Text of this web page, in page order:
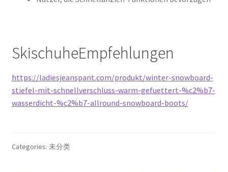
SkischuheEmpfehlungen
https://ladiesjeanspant.com/produkt/winter-snowboard-
stiefel-mit-schnellverschluss-warm-gefuettert-%c2%b7-
wasserdicht-%c2%b7-allround-snowboard-boots/
Categories: 未分类